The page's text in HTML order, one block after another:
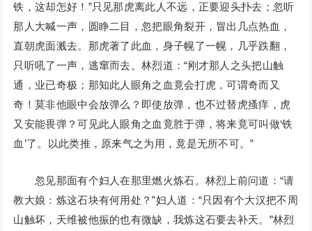
铁，这却怎好！”只见那虎离此人不远，正要迎头扑去；忽听
那人大喊一声，圆睁二目，忽把眼角裂开，冒出几点热血，
直朝虎面溅去。那虎著了此血，身子幌了一幌，几乎跌翻，
只听吼了一声，逃窜而去。林烈道：“刚才那人之头把山触
通，业已奇极；那知此人眼角之血竟会打虎，可谓奇而又
奇！莫非他眼中会放弹么？即使放弹，也不过替虎搔痒，虎
又安能畏弹？可见此人眼角之血竟胜于弹，将来竟可叫做‘铁
血’了。以此类推，原来气之为用，竟是无所不可。”
忽见那面有个妇人在那里燃火炼石。林烈上前问道：“请
教大娘：炼这石块有何用处？”妇人道：“只因有个大汉把不周
山触坏，天维被他振的也有微缺，我炼这石要去补天。”林烈